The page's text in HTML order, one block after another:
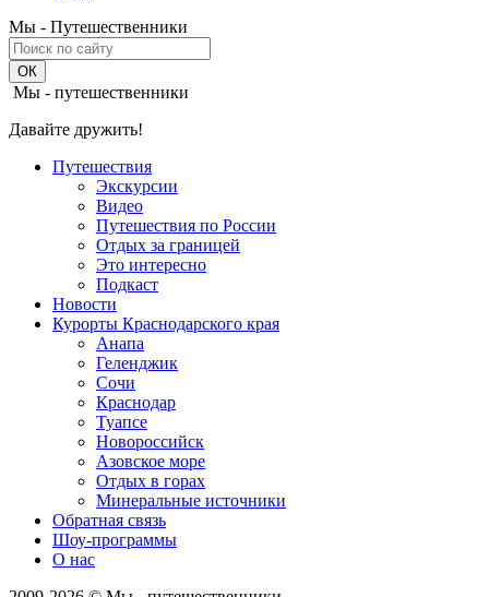
Мы - Путешественники
Мы - путешественники
Давайте дружить!
Путешествия
Экскурсии
Видео
Путешествия по России
Отдых за границей
Это интересно
Подкаст
Новости
Курорты Краснодарского края
Анапа
Геленджик
Сочи
Краснодар
Туапсе
Новороссийск
Азовское море
Отдых в горах
Минеральные источники
Обратная связь
Шоу-программы
О нас